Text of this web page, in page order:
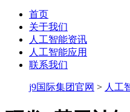
首页
关于我们
人工智能资讯
人工智能应用
联系我们
j9国际集团官网 > 人工